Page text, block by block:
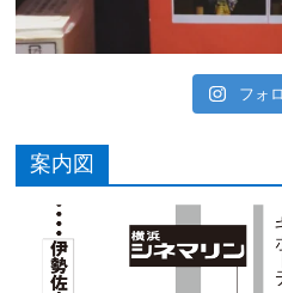
フォ
案内図